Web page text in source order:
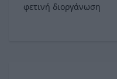
φετινή διοργάνωση